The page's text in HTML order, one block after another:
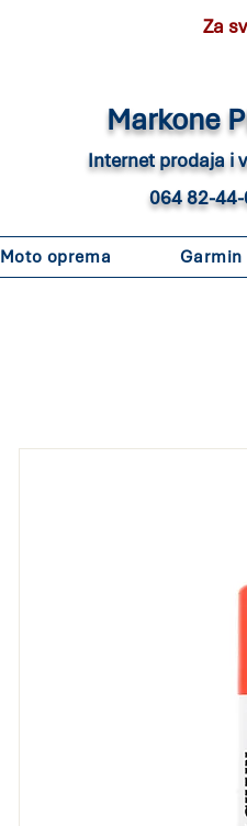
Za
Markone
Internet prodaja i
064 82-
Moto oprema Garmin